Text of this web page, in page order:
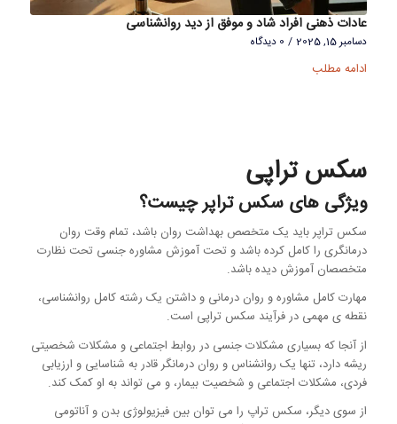
عادات ذهنی افراد شاد و موفق از دید روانشناسی
دسامبر 15, 2025 / 0 دیدگاه
ادامه مطلب
سکس تراپی
ویژگی های سکس تراپر چیست؟
سکس تراپر باید یک متخصص بهداشت روان باشد، تمام وقت روان
درمانگری را کامل کرده باشد و تحت آموزش مشاوره جنسی تحت نظارت
متخصصان آموزش دیده باشد.
مهارت کامل مشاوره و روان درمانی و داشتن یک رشته کامل روانشناسی،
نقطه ی مهمی در فرآیند سکس تراپی است.
از آنجا که بسیاری مشکلات جنسی در روابط اجتماعی و مشکلات شخصیتی
ریشه دارد، تنها یک روانشناس و روان درمانگر قادر به شناسایی و ارزیابی
فردی، مشکلات اجتماعی و شخصیت بیمار، و می تواند به او کمک کند.
از سوی دیگر، سکس تراپ را می توان بین فیزیولوژی بدن و آناتومی